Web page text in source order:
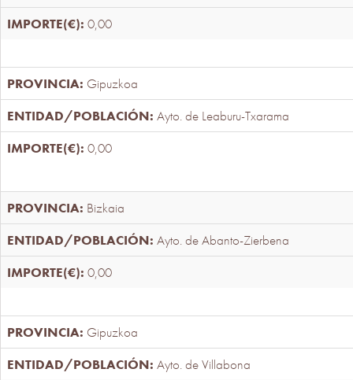
0,00
Gipuzkoa
Ayto. de Leaburu-Txarama
0,00
Bizkaia
Ayto. de Abanto-Zierbena
0,00
Gipuzkoa
Ayto. de Villabona